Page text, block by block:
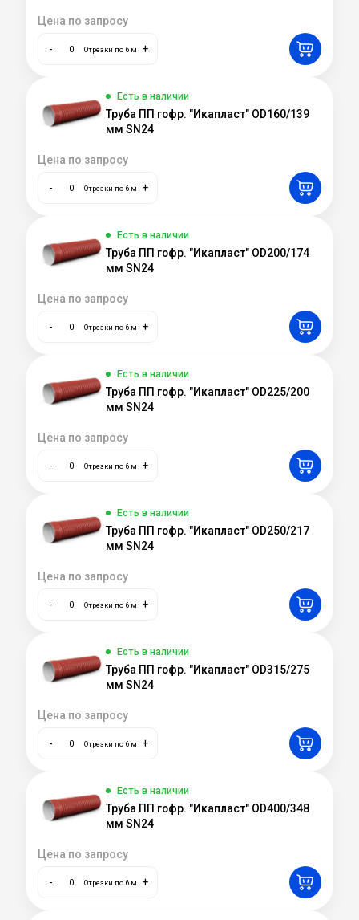
Цена по запросу
- Отрезки по 6 м +
Есть в наличии
Труба ПП гофр. "Икапласт" OD160/139
мм SN24
Цена по запросу
- Отрезки по 6 м +
Есть в наличии
Труба ПП гофр. "Икапласт" OD200/174
мм SN24
Цена по запросу
- Отрезки по 6 м +
Есть в наличии
Труба ПП гофр. "Икапласт" OD225/200
мм SN24
Цена по запросу
- Отрезки по 6 м +
Есть в наличии
Труба ПП гофр. "Икапласт" OD250/217
мм SN24
Цена по запросу
- Отрезки по 6 м +
Есть в наличии
Труба ПП гофр. "Икапласт" OD315/275
мм SN24
Цена по запросу
- Отрезки по 6 м +
Есть в наличии
Труба ПП гофр. "Икапласт" OD400/348
мм SN24
Цена по запросу
- Отрезки по 6 м +